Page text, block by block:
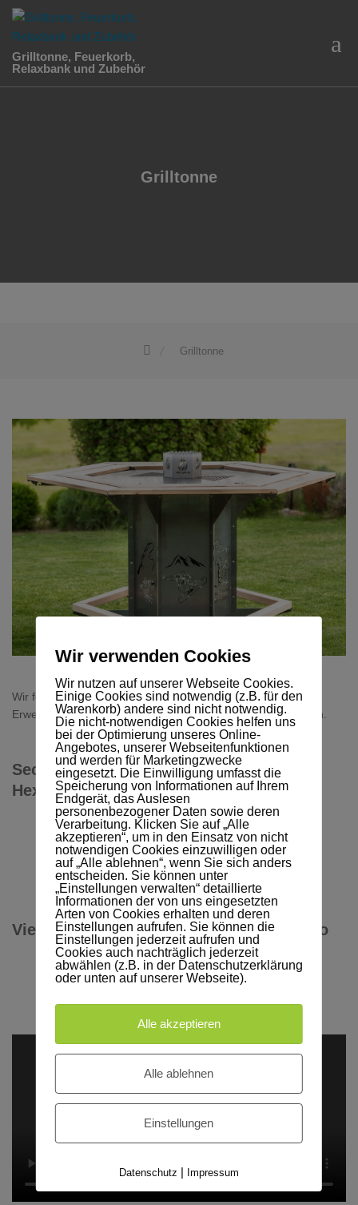
Skip
Grilltonne, Feuerkorb,
Relaxbank und Zubehör
Grilltonne
Grilltonne
Wir fertigen für Sie sechseckige Grilltonnen an oder als
Erweiterung zum großen Grillkorb auch viereckige Grilltonnen.
Sechseckige Grilltonne – Grilltonne
Hexagon
Grilltonne HEXAGON
Viereckige Grilltonne – Grilltonne quattro
Grilltonne QUATTRO
Wir verwenden Cookies
Wir nutzen auf unserer Webseite Cookies.
Einige Cookies sind notwendig (z.B. für den
Warenkorb) andere sind nicht notwendig.
Die nicht-notwendigen Cookies helfen uns
bei der Optimierung unseres Online-
Angebotes, unserer Webseitenfunktionen
und werden für Marketingzwecke
eingesetzt. Die Einwilligung umfasst die
Speicherung von Informationen auf Ihrem
Endgerät, das Auslesen
personenbezogener Daten sowie deren
Verarbeitung. Klicken Sie auf „Alle
akzeptieren“, um in den Einsatz von nicht
notwendigen Cookies einzuwilligen oder
auf „Alle ablehnen“, wenn Sie sich anders
entscheiden. Sie können unter
„Einstellungen verwalten“ detaillierte
Informationen der von uns eingesetzten
Arten von Cookies erhalten und deren
Einstellungen aufrufen. Sie können die
Einstellungen jederzeit aufrufen und
Cookies auch nachträglich jederzeit
abwählen (z.B. in der Datenschutzerklärung
oder unten auf unserer Webseite).
Alle akzeptieren
Alle ablehnen
Einstellungen
Datenschutz | Impressum